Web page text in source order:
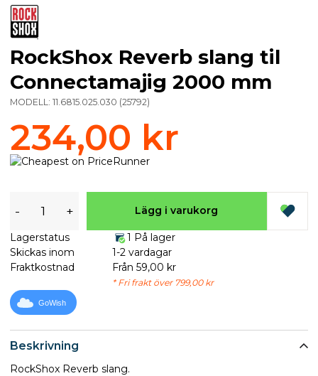
Beskrivning
RockShox Reverb slang.
RockShox Reverb slang til
Connectamajig 2000 mm
MODELL: 11.6815.025.030 (25792)
234,00 kr
- + Lägg i varukorg
Lagerstatus
1 På lager
Skickas inom
1-2 vardagar
Fraktkostnad
Från 59,00 kr
* Fri frakt över 799,00 kr
GoWish